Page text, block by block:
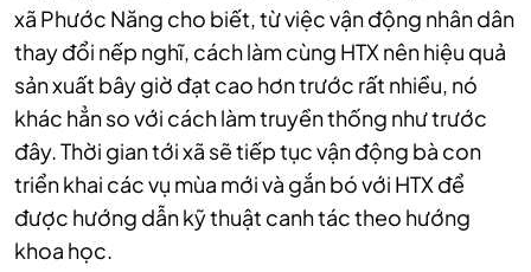
xã Phước Năng cho biết, từ việc vận động nhân dân
thay đổi nếp nghĩ, cách làm cùng HTX nên hiệu quả
sản xuất bây giờ đạt cao hơn trước rất nhiều, nó
khác hẳn so với cách làm truyền thống như trước
đây. Thời gian tới xã sẽ tiếp tục vận động bà con
triển khai các vụ mùa mới và gắn bó với HTX để
được hướng dẫn kỹ thuật canh tác theo hướng
khoa học.